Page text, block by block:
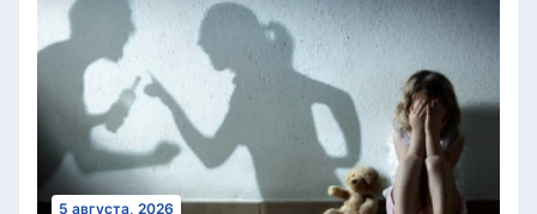
5 августа, 2026